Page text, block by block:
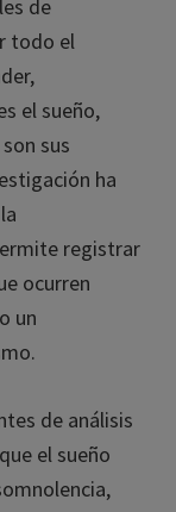
a la
Su
niveles.
por
el sueño,
sus
ha
que
de